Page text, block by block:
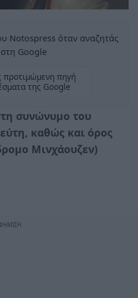
Notospress όταν αναζητάς
στη Google
πηγή
της Google
συνώνυμο του
καθώς και όρος
Μινχάουζεν)